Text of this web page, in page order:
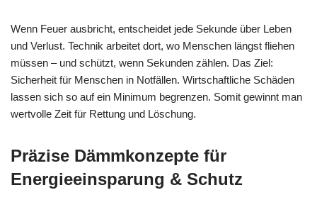
Wenn Feuer ausbricht, entscheidet jede Sekunde über Leben
und Verlust. Technik arbeitet dort, wo Menschen längst fliehen
müssen – und schützt, wenn Sekunden zählen. Das Ziel:
Sicherheit für Menschen in Notfällen. Wirtschaftliche Schäden
lassen sich so auf ein Minimum begrenzen. Somit gewinnt man
wertvolle Zeit für Rettung und Löschung.
Präzise Dämmkonzepte für
Energieeinsparung & Schutz